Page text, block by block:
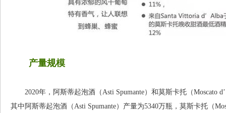
产量规模
2020年，阿斯蒂起泡酒（Asti Spumante）和莫斯卡托（Moscato
其中阿斯蒂起泡酒（Asti Spumante）产量为5340万瓶，莫斯卡托（